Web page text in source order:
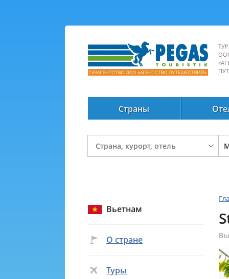
Страны
Вьетнам
О стране
Туры